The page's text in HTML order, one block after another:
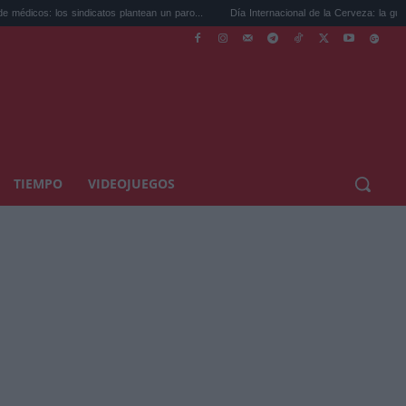
sindicatos plantean un paro... Día Internacional de la Cerveza: la guía para coci...
TIEMPO VIDEOJUEGOS